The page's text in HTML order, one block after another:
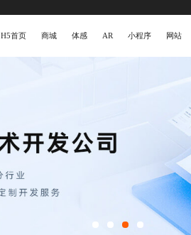
H5首页 商城 体感 AR 小程序 网站